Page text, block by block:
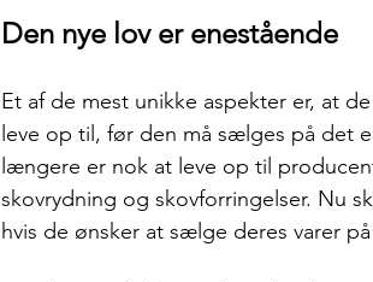
Den nye lov er enestående
Et af de mest unikke aspekter er, at
leve op til, før den må sælges på det
længere er nok at leve op til
skovrydning og skovforringelser. Nu
hvis de ønsker at sælge deres varer